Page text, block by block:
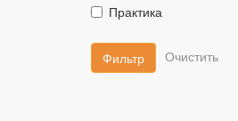
Тип
Практика
Фильтр